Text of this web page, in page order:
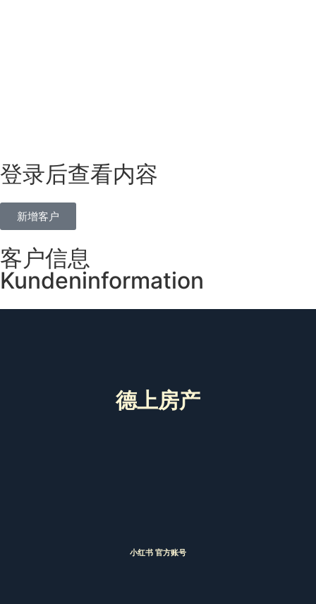
登录后查看内容
新增客户
客户信息
Kundeninformation
德上房产
小红书 官方账号